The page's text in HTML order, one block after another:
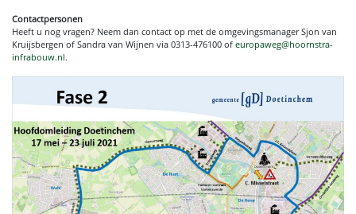
Contactpersonen
Heeft u nog vragen? Neem dan contact op met de omgevingsmanager Sjon van
Kruijsbergen of Sandra van Wijnen via 0313-476100 of europaweg@hoornstra-
infrabouw.nl.